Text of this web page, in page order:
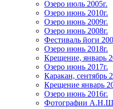
Озеро июль 2005г.
Озеро июнь 2010г.
Озеро июнь 2009г.
Озеро июнь 2008г.
Фестиваль йоги
Озеро июнь 2018г.
Крещение, январь
Озеро июнь 2017г.
Каракан, сентябрь
Крещение январь
Озеро июнь 2016г.
Фотографии